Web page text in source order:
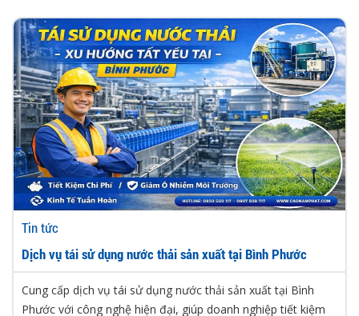
Tin tức
Dịch vụ tái sử dụng nước thải sản xuất tại Bình Phước
Cung cấp dịch vụ tái sử dụng nước thải sản xuất tại Bình
Phước với công nghệ hiện đại, giúp doanh nghiệp tiết kiệm